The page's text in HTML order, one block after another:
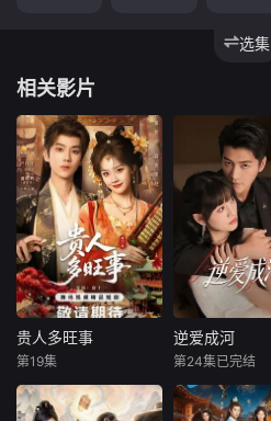
选集
相关影片
贵人多旺事
现代金融才女李青
贵人多旺事
第19集
逆爱成河
王灿亓
逆爱成河
第24集已完结